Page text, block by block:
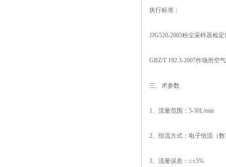
执行标准：
JJG520-2005粉尘采样器检
GBZ/T 192.3-2007作场所空
三、术参数
1、流量范围：5-30L/min
2、恒流方式：电子恒流（
3、流量误差：≤±5%